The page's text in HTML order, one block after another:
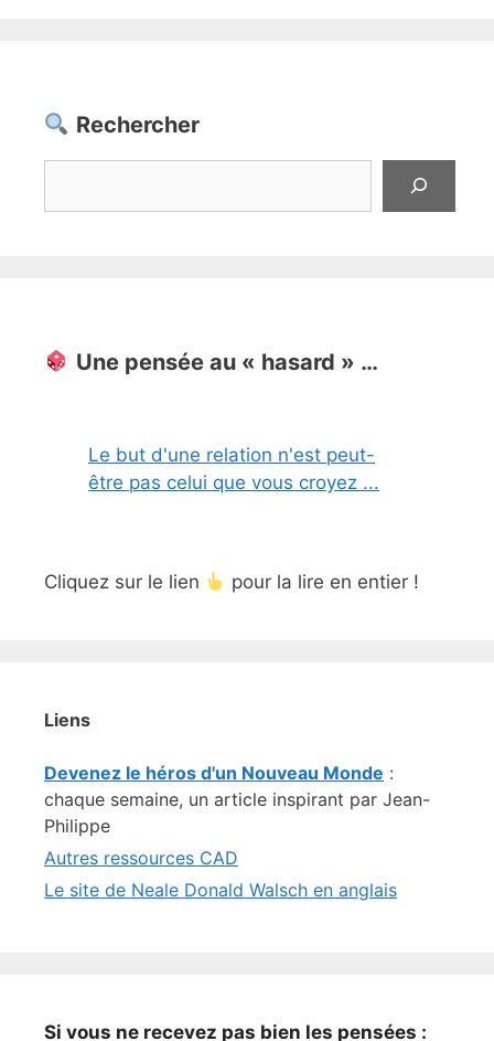
Rechercher
Une pensée au « hasard » …
Le but d'une relation n'est peut-
être pas celui que vous croyez ...
Cliquez sur le lien pour la lire en entier !
Liens
Devenez le héros d'un Nouveau Monde :
chaque semaine, un article inspirant par Jean-
Philippe
Autres ressources CAD
Le site de Neale Donald Walsch en anglais
Si vous ne recevez pas bien les pensées :